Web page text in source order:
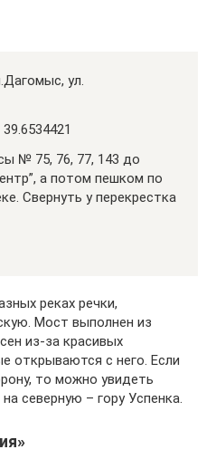
ул.
№ 75, 76, 77, 143 до
а потом пешком по
Свернуть у перекрестка
реках речки,
Мост выполнен из
из-за красивых
открываются с него. Если
то можно увидеть
северную – гору Успенка.